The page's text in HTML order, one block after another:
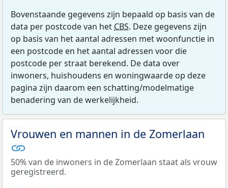
Bovenstaande gegevens zijn bepaald op basis van de
data per postcode van het CBS. Deze gegevens zijn
op basis van het aantal adressen met woonfunctie in
een postcode en het aantal adressen voor die
postcode per straat berekend. De data over
inwoners, huishoudens en woningwaarde op deze
pagina zijn daarom een schatting/modelmatige
benadering van de werkelijkheid.
Vrouwen en mannen in de Zomerlaan
50% van de inwoners in de Zomerlaan staat als vrouw
geregistreerd.